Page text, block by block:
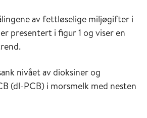
av fettløselige miljøgifter i
presentert i figur 1 og viser en
nivået av dioksiner og
(dl-PCB) i morsmelk med nesten